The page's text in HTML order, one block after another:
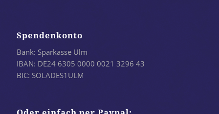
Spendenkonto
Bank: Sparkasse Ulm
IBAN: DE24 6305 0000 0021 3296 43
BIC: SOLADES1ULM